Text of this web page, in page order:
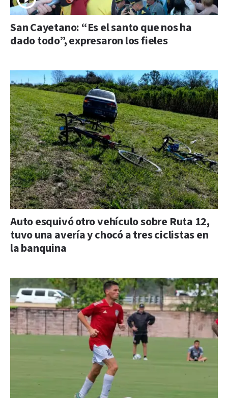
San Cayetano: “Es el santo que nos ha
dado todo”, expresaron los fieles
Auto esquivó otro vehículo sobre Ruta 12,
tuvo una avería y chocó a tres ciclistas en
la banquina